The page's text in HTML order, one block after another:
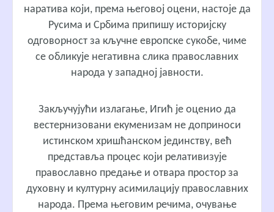
наратива који, према његовој оцени, настоје да
Русима и Србима припишу историјску
одговорност за кључне европске сукобе, чиме
се обликује негативна слика православних
народа у западној јавности.
Закључујући излагање, Игић је оценио да
вестернизовани екуменизам не доприноси
истинском хришћанском јединству, већ
представља процес који релативизује
православно предање и отвара простор за
духовну и културну асимилацију православних
народа. Према његовим речима, очување